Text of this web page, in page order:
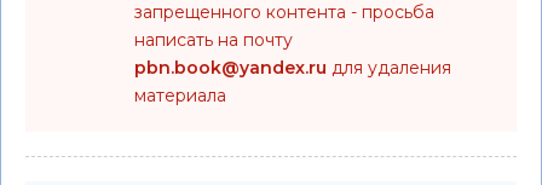
запрещенного контента - просьба
написать на почту
pbn.book@yandex.ru для удаления
материала